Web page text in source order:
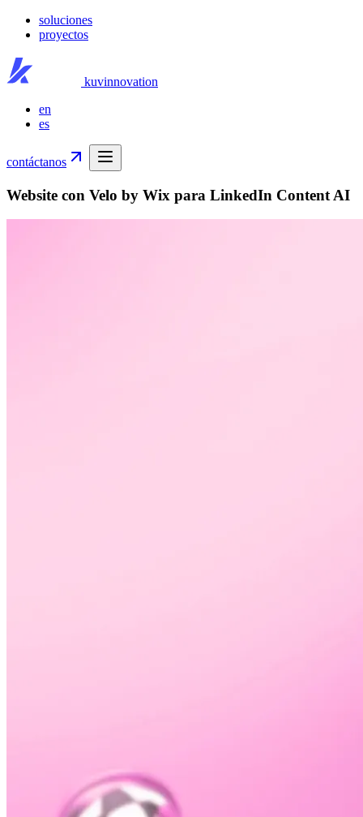
soluciones
proyectos
kuvinnovation
en
es
contáctanos
Website con Velo by Wix para LinkedIn Content AI